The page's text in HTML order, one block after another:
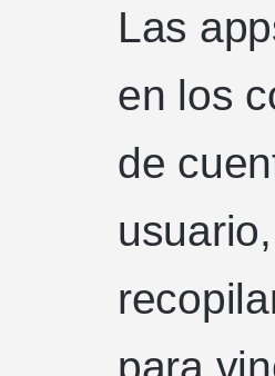
Las
en los
de
para